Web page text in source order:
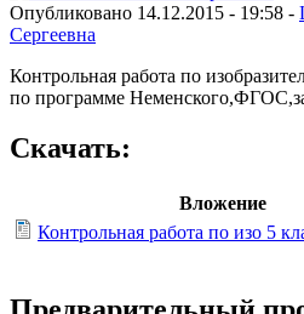
Опубликовано 14.12.2015 - 19:58 -
Сергеевна
Контрольная работа по
по программе
Скачать:
Вложение
Контрольная работа по изо 5